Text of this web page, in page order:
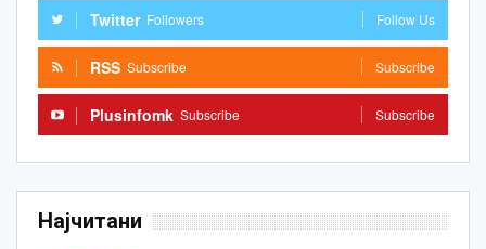
Twitter Followers Follow Us
RSS Subscribe Subscribe
Plusinfomk Subscribe Subscribe
Најчитани